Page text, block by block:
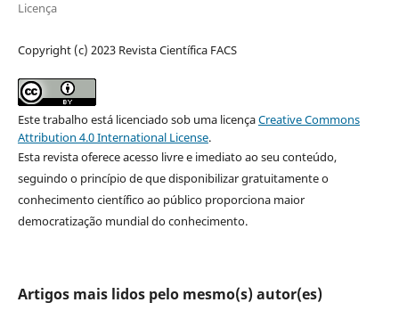
Licença
Copyright (c) 2023 Revista Científica FACS
Este trabalho está licenciado sob uma licençaCreative Commons
Attribution 4.0 International License.
Esta revista oferece acesso livre e imediato ao seu conteúdo,
seguindo o princípio de que disponibilizar gratuitamente o
conhecimento científico ao público proporciona maior
democratização mundial do conhecimento.
Artigos mais lidos pelo mesmo(s) autor(es)